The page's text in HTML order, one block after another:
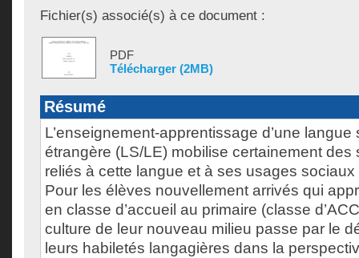
Fichier(s) associé(s) à ce document :
PDF
Télécharger (2MB)
Résumé
L’enseignement-apprentissage d’une
étrangère (LS/LE) mobilise certainement des
reliés à cette langue et à ses usages
Pour les élèves nouvellement arrivés qui
en classe d’accueil au primaire (classe
culture de leur nouveau milieu passe par le
leurs habiletés langagières dans la